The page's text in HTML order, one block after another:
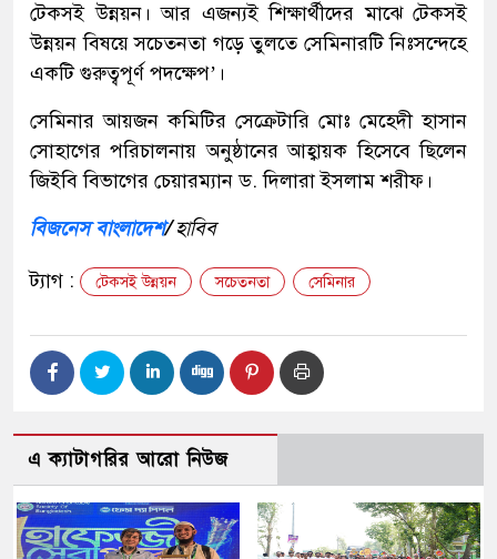
টেকসই উন্নয়ন। আর এজন্যই শিক্ষার্থীদের মাঝে টেকসই
উন্নয়ন বিষয়ে সচেতনতা গড়ে তুলতে সেমিনারটি নিঃসন্দেহে
একটি গুরুত্বপূর্ণ পদক্ষেপ’।
সেমিনার আয়জন কমিটির সেক্রেটারি মোঃ মেহেদী হাসান
সোহাগের পরিচালনায় অনুষ্ঠানের আহ্বায়ক হিসেবে ছিলেন
জিইবি বিভাগের চেয়ারম্যান ড. দিলারা ইসলাম শরীফ।
বিজনেস বাংলাদেশ/হাবিব
ট্যাগ : টেকসই উন্নয়ন সচেতনতা সেমিনার
এ ক্যাটাগরির আরো নিউজ